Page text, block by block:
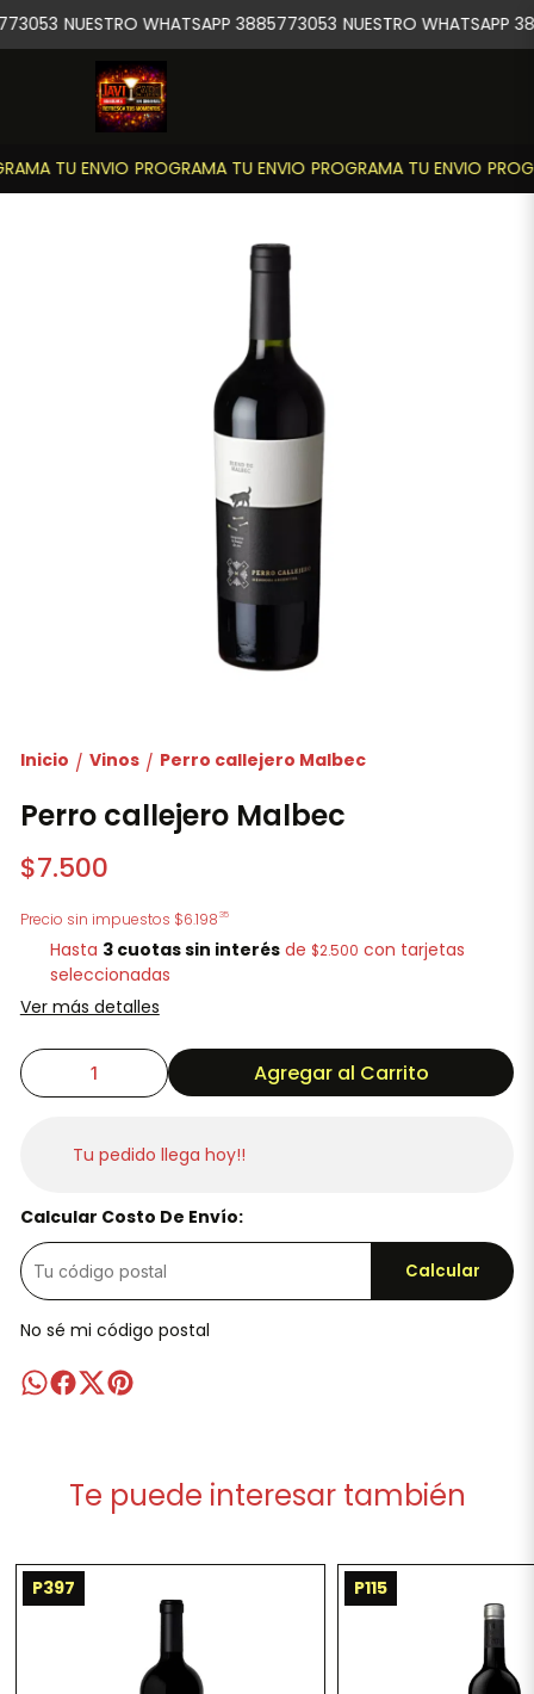
TU ENVIO PROGRAMA TU ENVIO PROGRAMA TU ENVIO
NUESTRO WHATSAPP 3885773053 NUESTRO WHATSAPP
Inicio / Vinos / Perro callejero Malbec
Perro callejero Malbec
$7.500
Precio sin impuestos $6.19835
Hasta 3 cuotas sin interés de $2.500 con tarjetas
seleccionadas
Ver más detalles
Agregar al Carrito
Tu pedido llega hoy!!
Calcular Costo De Envío:
Calcular
No sé mi código postal
Te puede interesar también
P397 P115